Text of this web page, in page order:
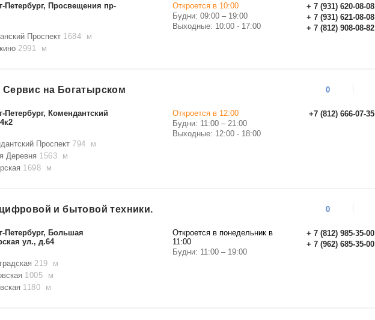
Петербург, Просвещения пр-
Проспект 1684 м
2991 м
+ 7 (931) 620-08-08
+ 7 (931) 621-08-08
+ 7 (812) 908-08-82
Откроется в 10:00
Будни: 09:00 – 19:00
Выходные: 10:00 - 17:00
на Богатырском 0
Петербург, Комендантский
Проспект 794 м
Деревня 1563 м
1698 м
+7 (812) 666-07-35
Откроется в 12:00
Будни: 11:00 – 21:00
Выходные: 12:00 - 18:00
и бытовой техники. 0
Петербург, Большая
ул., д.64
219 м
1005 м
1180 м
+ 7 (812) 985-35-00
+ 7 (962) 685-35-00
Откроется в понедельник в
11:00
Будни: 11:00 – 19:00